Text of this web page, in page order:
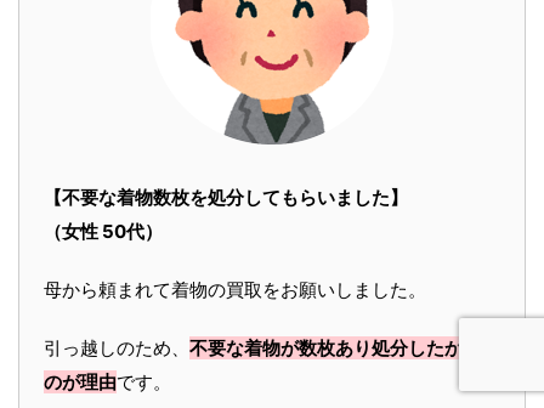
【不要な着物数枚を処分してもらいました】
（女性 50代）
母から頼まれて着物の買取をお願いしました。
引っ越しのため、 不要な着物が数枚あり処分したかった
のが理由です。